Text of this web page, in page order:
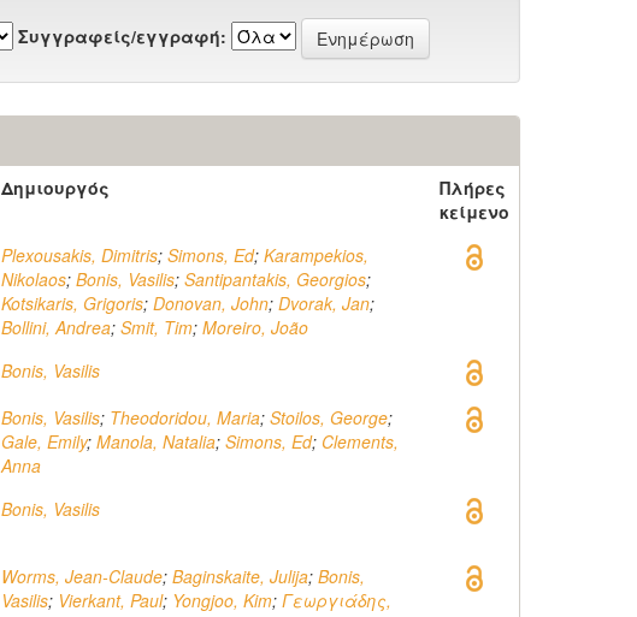
Συγγραφείς/εγγραφή:
Δημιουργός
Πλήρες
κείμενο
Plexousakis, Dimitris; Simons, Ed; Karampekios,
Nikolaos; Bonis, Vasilis; Santipantakis, Georgios;
Kotsikaris, Grigoris; Donovan, John; Dvorak, Jan;
Bollini, Andrea; Smit, Tim; Moreiro, João
Bonis, Vasilis
Bonis, Vasilis; Theodoridou, Maria; Stoilos, George;
Gale, Emily; Manola, Natalia; Simons, Ed; Clements,
Anna
Bonis, Vasilis
Worms, Jean-Claude; Baginskaite, Julija; Bonis,
Vasilis; Vierkant, Paul; Yongjoo, Kim; Γεωργιάδης,